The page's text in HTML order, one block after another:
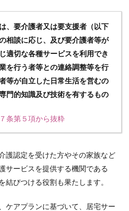
、要介護者又は要支援者（以下
相談に応じ、及び要介護者等が
適切な各種サービスを利用でき
を行う者等との連絡調整等を行
等が自立した日常生活を営むの
門的知識及び技術を有するもの
条第５項から抜粋
護認定を受けた方やその家族など
サービスを提供する機関である
結びつける役割も果たします。
ケアプランに基づいて、居宅サー